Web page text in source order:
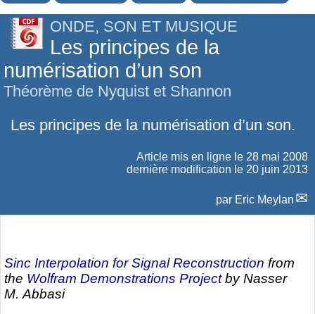
ONDE, SON ET MUSIQUE
Les principes de la
numérisation d’un son
Théorème de Nyquist et Shannon
Les principes de la numérisation d’un son.
Article mis en ligne le 28 mai 2008
dernière modification le 20 juin 2013
par Eric Meylan
Sinc Interpolation for Signal Reconstruction from
the Wolfram Demonstrations Projectby Nasser
M. Abbasi